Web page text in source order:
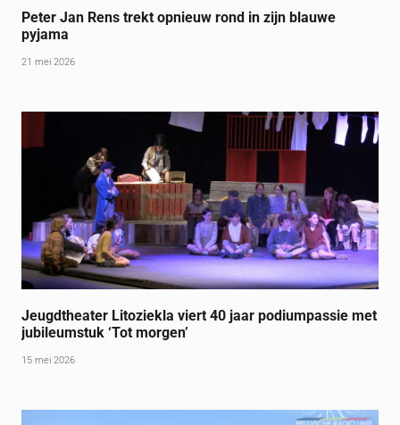
Peter Jan Rens trekt opnieuw rond in zijn blauwe
pyjama
21 mei 2026
Jeugdtheater Litoziekla viert 40 jaar podiumpassie met
jubileumstuk ‘Tot morgen’
15 mei 2026